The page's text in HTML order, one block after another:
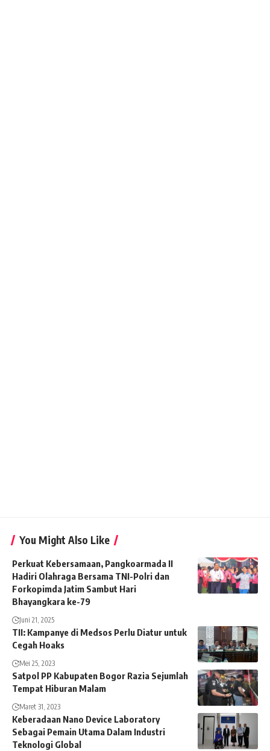
You Might Also Like
Perkuat Kebersamaan, Pangkoarmada II
Hadiri Olahraga Bersama TNI-Polri dan
Forkopimda Jatim Sambut Hari
Bhayangkara ke-79
Juni 21, 2025
TII: Kampanye di Medsos Perlu Diatur untuk
Cegah Hoaks
Mei 25, 2023
Satpol PP Kabupaten Bogor Razia Sejumlah
Tempat Hiburan Malam
Maret 31, 2023
Keberadaan Nano Device Laboratory
Sebagai Pemain Utama Dalam Industri
Teknologi Global